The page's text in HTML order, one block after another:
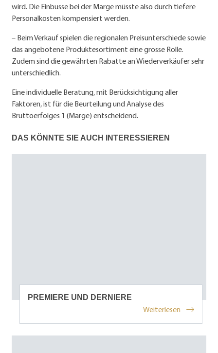
wird. Die Einbusse bei der Marge müsste also durch tiefere
Personalkosten kompensiert werden.
– Beim Verkauf spielen die regionalen Preisunterschiede sowie
das angebotene Produktesortiment eine grosse Rolle.
Zudem sind die gewährten Rabatte an Wiederverkäufer sehr
unterschiedlich.
Eine individuelle Beratung, mit Berücksichtigung aller
Faktoren, ist für die Beurteilung und Analyse des
Bruttoerfolges 1 (Marge) entscheidend.
DAS KÖNNTE SIE AUCH INTERESSIEREN
PREMIERE UND DERNIERE
Weiterlesen